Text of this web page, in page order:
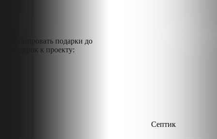
Забронировать подарки до
В подарок к проекту:
Септик